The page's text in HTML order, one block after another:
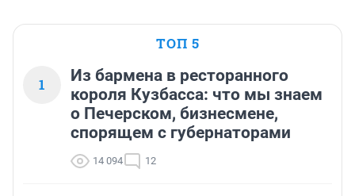
ТОП 5
1
Из бармена в ресторанного
короля Кузбасса: что мы знаем
о Печерском, бизнесмене,
спорящем с губернаторами
14 094 12